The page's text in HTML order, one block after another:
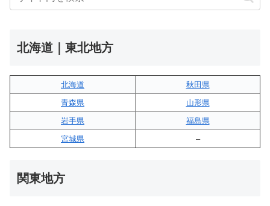
北海道｜東北地方
北海道
秋田県
青森県
山形県
岩手県
福島県
宮城県
–
関東地方